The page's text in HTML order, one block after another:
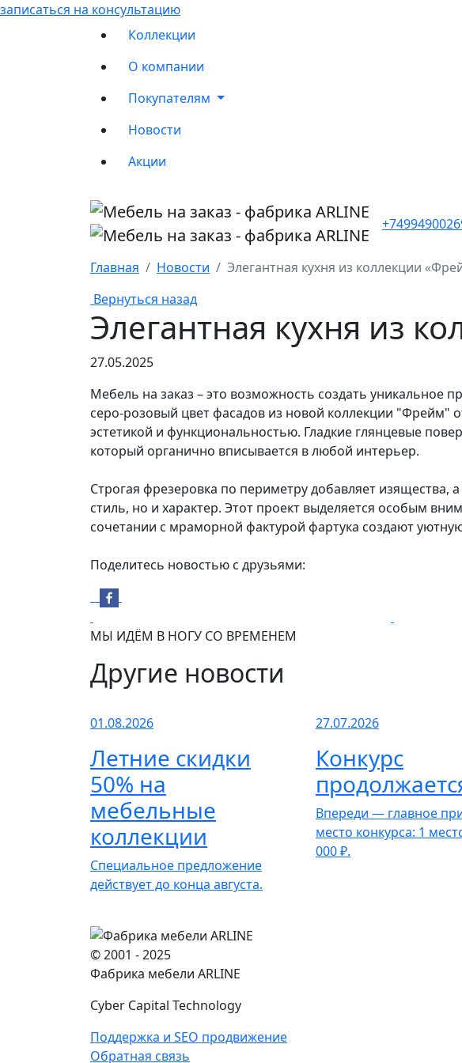
записаться на консультацию
Коллекции
О компании
Покупателям
Новости
Акции
Главная
Новости
Элегантная кухня из коллекции
Вернуться назад
Элегантная кухня из
27.05.2025
Мебель на заказ – это возможность создать уникальное
серо-розовый цвет фасадов из новой коллекции
эстетикой и функциональностью. Гладкие глянцевые
который органично вписывается в любой интерьер.
Строгая фрезеровка по периметру добавляет изящества,
стиль, но и характер. Этот проект выделяется особым
сочетании с мраморной фактурой фартука создают
Поделитесь новостью с друзьями:
МЫ ИДЁМ В НОГУ СО ВРЕМЕНЕМ
Другие новости
01.08.2026
Летние скидки
50% на
мебельные
коллекции
Специальное предложение
действует до конца августа.
27.07.2026
Конкурс
Впереди — главное
место конкурса: 1
000 ₽.
© 2001 - 2025
Фабрика мебели ARLINE
Cyber Capital Technology
Поддержка и SEO продвижение
Обратная связь